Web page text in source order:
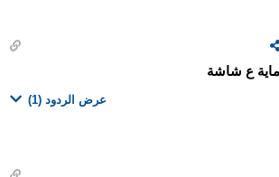
ع شاشة
عرض الردود (1)